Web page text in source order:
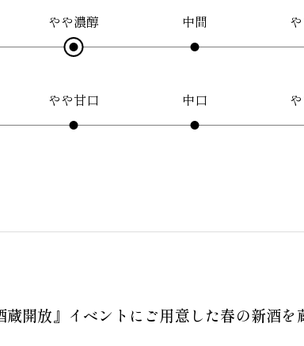
やや濃醇 中間
やや甘口 中口
開放』イベントにご用意した春の新酒を